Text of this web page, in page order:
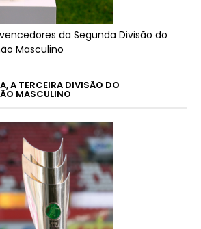
da Segunda Divisão do
Masculino
A TERCEIRA DIVISÃO DO
MASCULINO